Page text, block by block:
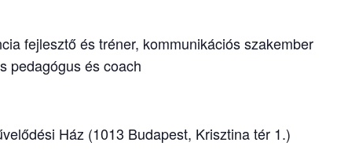
fejlesztő és tréner, kommunikációs szakember
pedagógus és coach
Ház (1013 Budapest, Krisztina tér 1.)